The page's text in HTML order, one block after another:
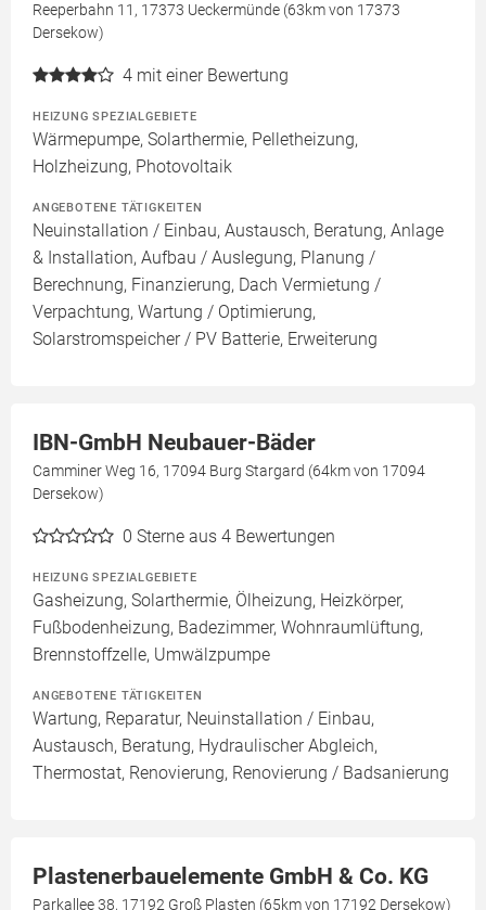
Reeperbahn 11, 17373 Ueckermünde (63km von 17373
Dersekow)
4 mit einer Bewertung
HEIZUNG SPEZIALGEBIETE
Wärmepumpe, Solarthermie, Pelletheizung,
Holzheizung, Photovoltaik
ANGEBOTENE TÄTIGKEITEN
Neuinstallation / Einbau, Austausch, Beratung, Anlage
& Installation, Aufbau / Auslegung, Planung /
Berechnung, Finanzierung, Dach Vermietung /
Verpachtung, Wartung / Optimierung,
Solarstromspeicher / PV Batterie, Erweiterung
IBN-GmbH Neubauer-Bäder
Camminer Weg 16, 17094 Burg Stargard (64km von 17094
Dersekow)
0 Sterne aus 4 Bewertungen
HEIZUNG SPEZIALGEBIETE
Gasheizung, Solarthermie, Ölheizung, Heizkörper,
Fußbodenheizung, Badezimmer, Wohnraumlüftung,
Brennstoffzelle, Umwälzpumpe
ANGEBOTENE TÄTIGKEITEN
Wartung, Reparatur, Neuinstallation / Einbau,
Austausch, Beratung, Hydraulischer Abgleich,
Thermostat, Renovierung, Renovierung / Badsanierung
Plastenerbauelemente GmbH & Co. KG
Parkallee 38, 17192 Groß Plasten (65km von 17192 Dersekow)